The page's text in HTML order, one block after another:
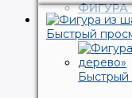
ФИГУРА
Быстрый
Быстрый